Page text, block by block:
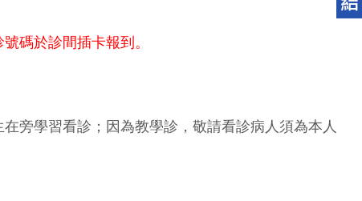
碼於診間插卡報到。
旁學習看診；因為教學診，敬請看診病人須為本人